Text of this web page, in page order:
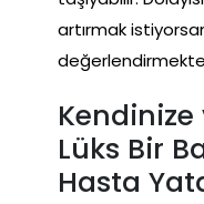
artırmak
Lüks Bir
Hasta